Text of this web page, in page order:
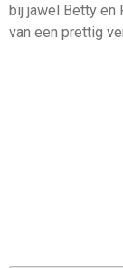
bij jawel Betty en
van een prettig